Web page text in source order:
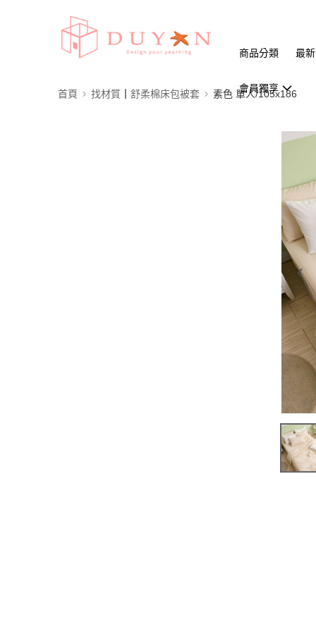
商品分類 最
會員獨享
首頁 找材質┃舒柔棉床包被套 素色 單人/105x186